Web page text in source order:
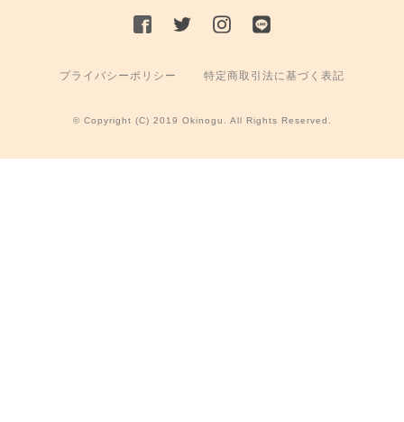
プライバシーポリシー 特定商取引法に基づく表記
© Copyright (C) 2019 Okinogu. All Rights Reserved.